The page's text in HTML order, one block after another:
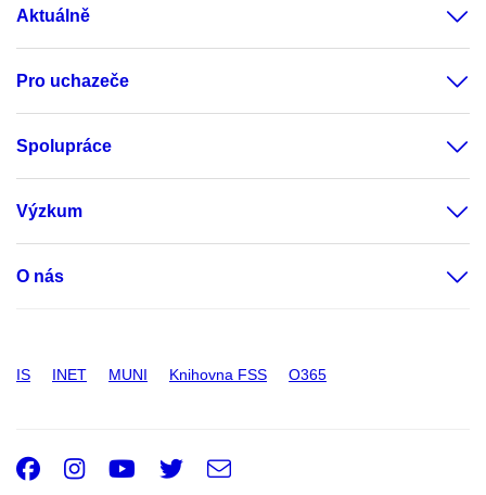
Aktuálně
Pro uchazeče
Spolupráce
Výzkum
O nás
IS INET MUNI Knihovna FSS O365
Facebook
Instagram
Youtube
Twitter
e-